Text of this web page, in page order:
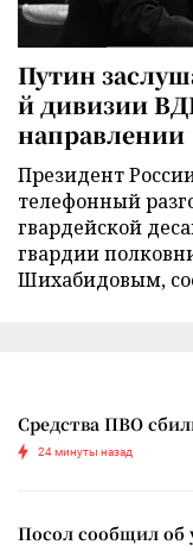
Путин
й дивизии
направлении
Президент
телефонный
гвардейской
гвардии
Шихабидовым,
Средства ПВО
24 минуты назад
Посол сообщил об